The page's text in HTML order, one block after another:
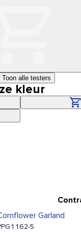
Toon alle testers
kleur
Garland
5